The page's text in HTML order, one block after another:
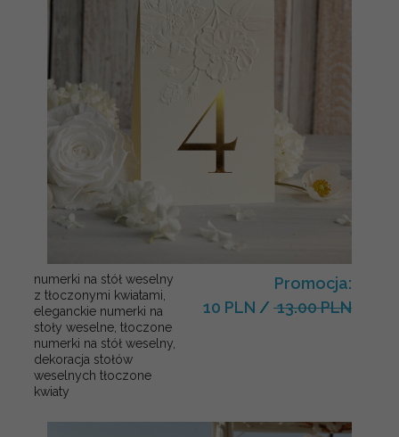
numerki na stół weselny
z tłoczonymi kwiatami,
eleganckie numerki na
stoły weselne, tłoczone
numerki na stół weselny,
dekoracja stołów
weselnych tłoczone
kwiaty
Promocja:
10 PLN / 13.00 PLN